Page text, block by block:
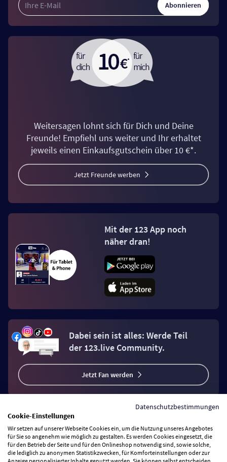
Abonnieren
Weitersagen lohnt sich für Dich und Deine
Freunde! Empfiehl uns weiter und Ihr erhaltet
jeweils einen Einkaufsgutschein über 10 €*.
Jetzt Freunde werben
Mit der 123 App noch
näher dran!
Dabei sein ist alles: Werde Teil
der 123.live Community.
Jetzt Fan werden
Vertrag widerrufen
Datenschutzbestimmungen
Cookie-Einstellungen
Wir setzen auf unserer Webseite Cookies ein, um die Nutzung unseres Angebotes
für Sie so angenehm wie möglich zu gestalten. Es werden Cookies eingesetzt, die
für den Betrieb der Seite und für den Onlineshop notwendig sind, sowie solche,
die lediglich zu anonymen Statistikzwecken, für Komforteinstellungen oder zur